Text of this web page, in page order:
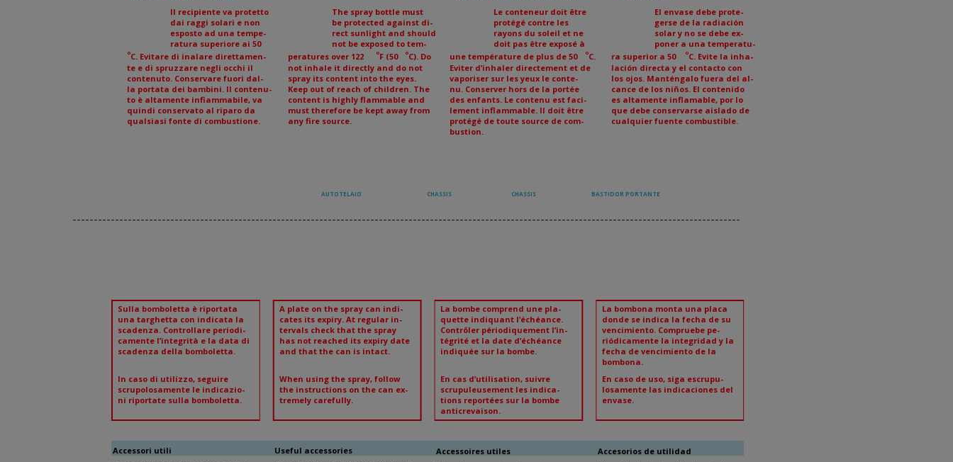
AUTOTELAIO CHASSIS CHASSIS BASTIDOR PORTANTE
Il recipiente va protetto
dai raggi solari e non
esposto ad una tempe-
ratura superiore ai 50
°C. Evitare di inalare direttamen-
te e di spruzzare negli occhi il
contenuto. Conservare fuori dal-
la portata dei bambini. Il contenu-
to è altamente infiammabile, va
quindi conservato al riparo da
qualsiasi fonte di combustione.
The spray bottle must
be protected against di-
rect sunlight and should
not be exposed to tem-
peratures over 122
°F (50 °C). Do
not inhale it directly and do not
spray its content into the eyes.
Keep out of reach of children. The
content is highly flammable and
must therefore be kept away from
any fire source.
Le conteneur doit être
protégé contre les
rayons du soleil et ne
doit pas être exposé à
une température de plus de 50
°C.
Eviter d’inhaler directement et de
vaporiser sur les yeux le conte-
nu. Conserver hors de la portée
des enfants. Le contenu est faci-
lement inflammable. Il doit être
protégé de toute source de com-
bustion.
El envase debe prote-
gerse de la radiación
solar y no se debe ex-
poner a una temperatu-
ra superior a 50
°C. Evite la inha-
lación directa y el contacto con
los ojos. Manténgalo fuera del al-
cance de los niños. El contenido
es altamente inflamable, por lo
que debe conservarse aislado de
cualquier fuente combustible.
-------------------------------------------------------------------------------------------------------------------------------------------------------------
Accessori utili
Useful accessories
Accessoires utiles
Accesorios de utilidad
Sulla bomboletta è riportata
una targhetta con indicata la
scadenza. Controllare periodi-
camente l’integrità e la data di
scadenza della bomboletta.
In caso di utilizzo, seguire
scrupolosamente le indicazio-
ni riportate sulla bomboletta.
A plate on the spray can indi-
cates its expiry. At regular in-
tervals check that the spray
has not reached its expiry date
and that the can is intact.
When using the spray, follow
the instructions on the can ex-
tremely carefully.
La bombe comprend une pla-
quette indiquant l’échéance.
Contrôler périodiquement l’in-
tégrité et la date d’échéance
indiquée sur la bombe.
En cas d’utilisation, suivre
scrupuleusement les indica-
tions reportées sur la bombe
anticrevaison.
La bombona monta una placa
donde se indica la fecha de su
vencimiento. Compruebe pe-
riódicamente la integridad y la
fecha de vencimiento de la
bombona.
En caso de uso, siga escrupu-
losamente las indicaciones del
envase.